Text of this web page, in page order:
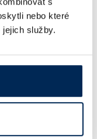
nebo které
služby.